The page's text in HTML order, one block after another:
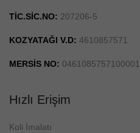
TİC.SİC.NO: 207206-5
KOZYATAĞI V.D: 4610857571
MERSİS NO: 0461085757100001
Hızlı Erişim
Koli İmalatı